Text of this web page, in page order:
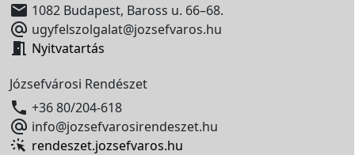
 1082 Budapest, Baross u. 66–68.
 ugyfelszolgalat@jozsefvaros.hu
 Nyitvatartás
Józsefvárosi Rendészet
 +36 80/204-618
 info@jozsefvarosirendeszet.hu
rendeszet.jozsefvaros.hu